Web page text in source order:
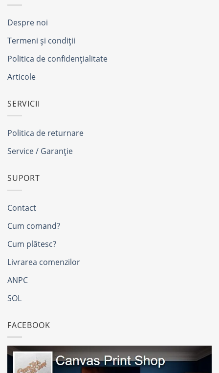
Despre noi
Termeni și condiții
Politica de confidențialitate
Articole
SERVICII
Politica de returnare
Service / Garanție
SUPORT
Contact
Cum comand?
Cum plătesc?
Livrarea comenzilor
ANPC
SOL
FACEBOOK